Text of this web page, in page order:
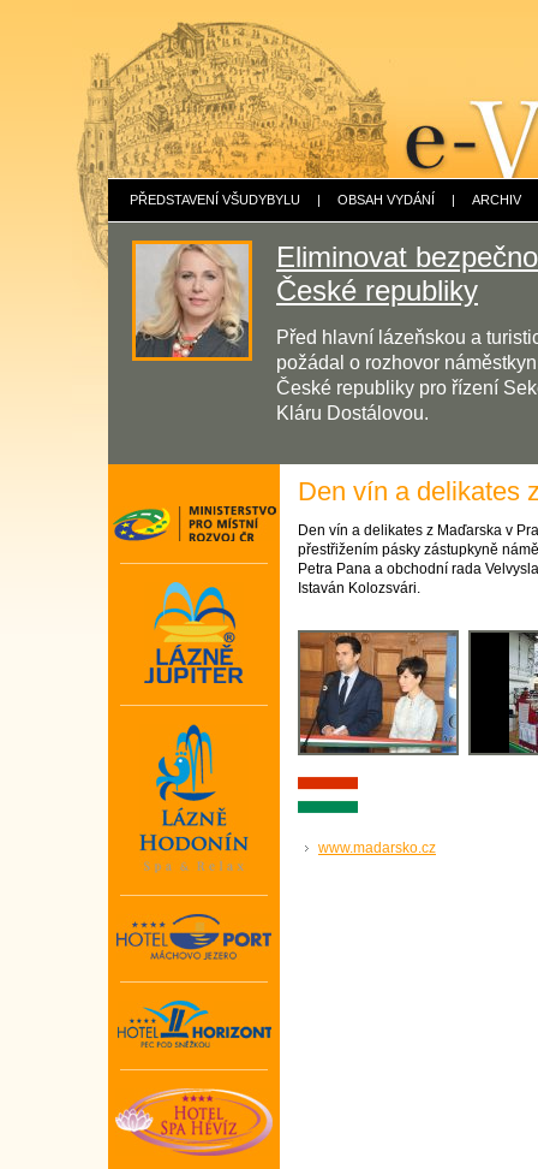
PŘEDSTAVENÍ VŠUDYBYLU | OBSAH VYDÁNÍ | ARCHIV
Eliminovat
České republiky
Před hlavní lázeňskou a
požádal o rozhovor
České republiky pro řízení
Kláru Dostálovou.
Den vín a delikates
Den vín a delikates z Maďarska v
přestřižením pásky zástupkyně
Petra Pana a obchodní rada
Istaván Kolozsvári.
www.madarsko.cz